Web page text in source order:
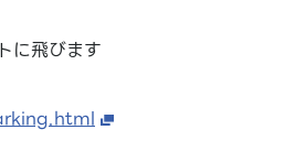
に飛びます